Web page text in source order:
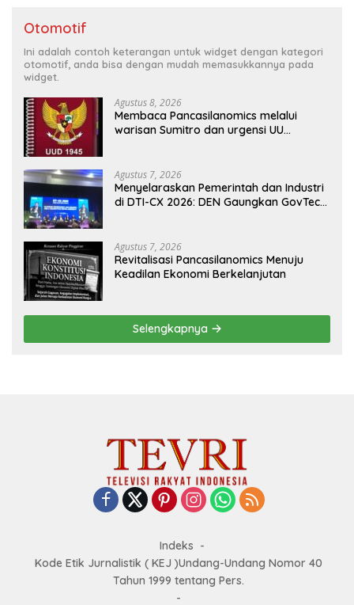
Otomotif
Ini adalah contoh keterangan untuk widget dengan kategori
otomotif, anda bisa dengan mudah memasukkannya pada
widget.
Agustus 8, 2026
Membaca Pancasilanomics melalui
warisan Sumitro dan urgensi UU
Agustus 7, 2026
Menyelaraskan Pemerintah dan Industri
di DTI-CX 2026: DEN Gaungkan GovTech,
Agustus 7, 2026
Revitalisasi Pancasilanomics Menuju
Keadilan Ekonomi Berkelanjutan
Selengkapnya
Indeks
Kode Etik Jurnalistik ( KEJ )Undang-Undang Nomor 40
Tahun 1999 tentang Pers.